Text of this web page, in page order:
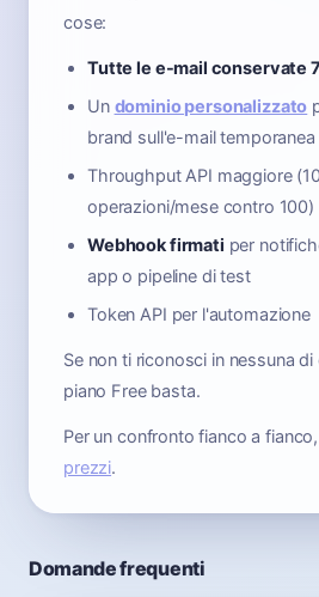
cose:
Tutte le e-mail conservate
Un dominio personalizzato
brand sull'e-mail temporanea
Throughput API maggiore
operazioni/mese contro 100)
Webhook firmati per
app o pipeline di test
Token API per l'automazione
Se non ti riconosci in nessuna
piano Free basta.
Per un confronto fianco a
prezzi.
Domande frequenti